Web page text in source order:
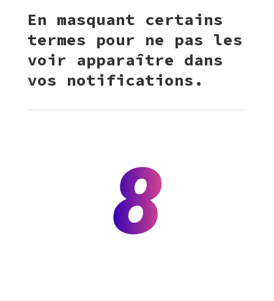
En masquant certains
termes pour ne pas les
voir apparaître dans
vos notifications.
8